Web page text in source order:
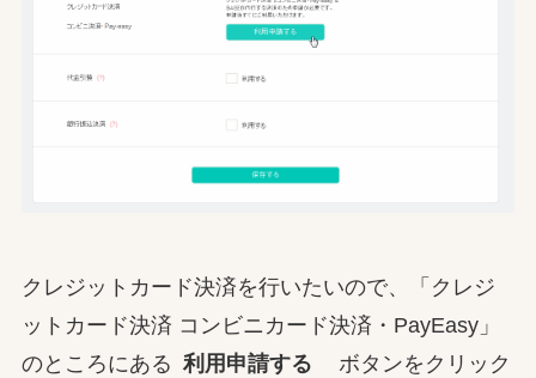
クレジットカード決済を行いたいので、「クレジ
ットカード決済 コンビニカード決済・PayEasy」
のところにある 利用申請する
ボタンをクリック